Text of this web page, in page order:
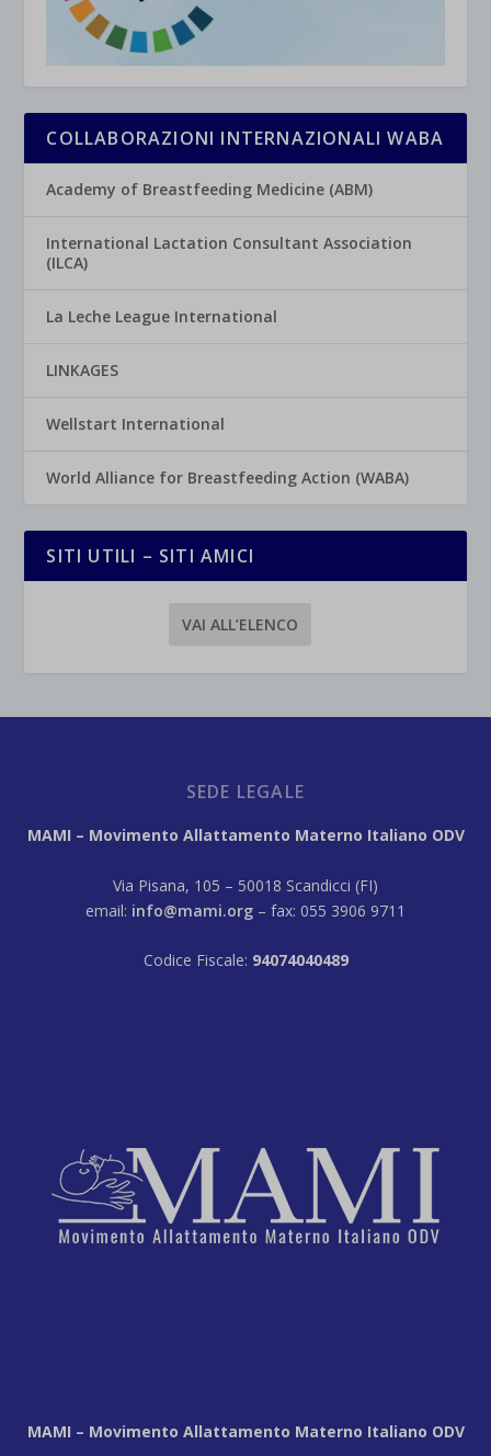
COLLABORAZIONI INTERNAZIONALI WABA
Academy of Breastfeeding Medicine (ABM)
International Lactation Consultant Association
(ILCA)
La Leche League International
LINKAGES
Wellstart International
World Alliance for Breastfeeding Action (WABA)
SITI UTILI – SITI AMICI
VAI ALL’ELENCO
SEDE LEGALE
MAMI – Movimento Allattamento Materno Italiano ODV
Via Pisana, 105 – 50018 Scandicci (FI)
email: info@mami.org – fax: 055 3906 9711
Codice Fiscale: 94074040489
MAMI – Movimento Allattamento Materno Italiano ODV